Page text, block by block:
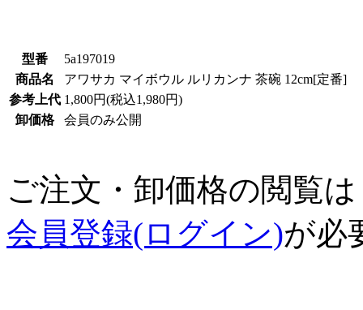
型番
5a197019
商品名
アワサカ マイボウル ルリカンナ 茶碗 12cm[定番]
参考上代 1,800円(税込1,980円)
卸価格
会員のみ公開
ご注文・卸価格の閲覧は
会員登録(ログイン)が必